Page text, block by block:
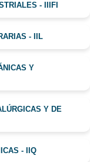
- IIIFI
- IIL
Y
Y DE
- IIQ